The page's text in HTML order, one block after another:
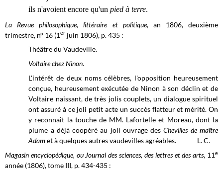
ils n'avoient encore qu'un pied à terre.
La Revue philosophique, littéraire et politique, an 1806, deuxième
trimestre, n° 16 (1er juin 1806), p. 435 :
Théâtre du Vaudeville.
Voltaire chez Ninon.
L'intérêt de deux noms célèbres, l'opposition heureusement
conçue, heureusement exécutée de Ninon à son déclin et de
Voltaire naissant, de très jolis couplets, un dialogue spirituel
ont assuré à ce joli petit acte un succès flatteur et mérité. On
y reconnaît la touche de MM. Lafortelle et Moreau, dont la
plume a déjà coopéré au joli ouvrage desChevilles de maître
Adamet à quelques autres vaudevilles agréables. L. C.
Magasin encyclopédique, ou Journal des sciences, des lettres et des arts, 11e
année (1806), tome III, p. 434-435 :